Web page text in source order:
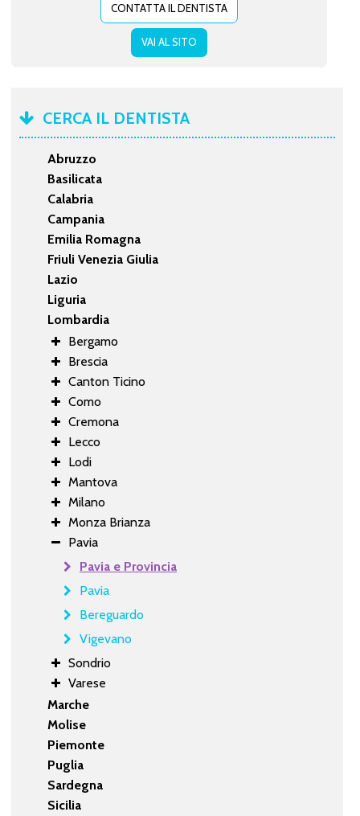
CONTATTA IL DENTISTA
VAI AL SITO
CERCA IL DENTISTA
Abruzzo
Basilicata
Calabria
Campania
Emilia Romagna
Friuli Venezia Giulia
Lazio
Liguria
Lombardia
Bergamo
Brescia
Canton Ticino
Como
Cremona
Lecco
Lodi
Mantova
Milano
Monza Brianza
Pavia
Pavia e Provincia
Pavia
Bereguardo
Vigevano
Sondrio
Varese
Marche
Molise
Piemonte
Puglia
Sardegna
Sicilia